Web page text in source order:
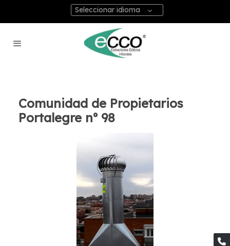
Seleccionar idioma
Comunidad de Propietarios
Portalegre nº 98